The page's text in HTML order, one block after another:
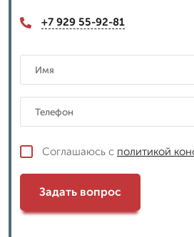
+7 929 55-92-81
Соглашаюсь с политикой
Задать вопрос